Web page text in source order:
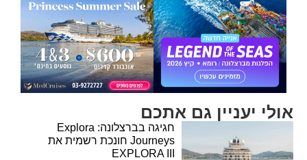
אולי יעניין גם אתכם
חגיגה בברצלונה: Explora
Journeys חונכת רשמית את
EXPLORA III